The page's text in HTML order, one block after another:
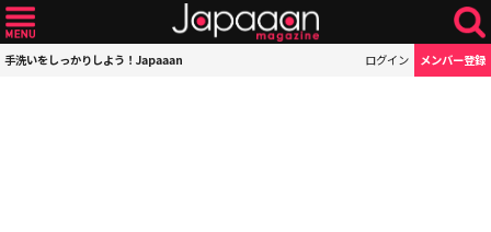
手洗いをしっかりしよう！Japaaan ログイン メンバー登録